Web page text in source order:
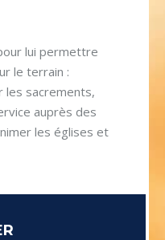
lui permettre
le terrain :
les sacrements,
auprès des
les églises et